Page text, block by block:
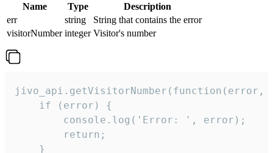
Name Type
Description
err
string
String that contains the error
visitorNumber integer Visitor's number
jivo_api.getVisitorNumber(function(error,
    if (error) {
        console.log('Error: ', error);
        return;
    }